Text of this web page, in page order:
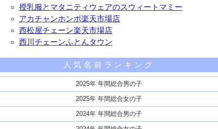
授乳服とマタニティウェアのスウィートマミー
アカチャンホンポ楽天市場店
西松屋チェーン楽天市場店
西川チェーンふとんタウン
人気名前ランキング
2025年 年間総合男の子
2025年 年間総合女の子
2024年 年間総合男の子